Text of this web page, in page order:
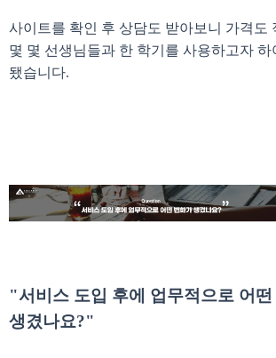
사이트를 확인 후 상담도 받아보니 가격도
몇 몇 선생님들과 한 학기를 사용하고자 하
됐습니다.
"서비스 도입 후에 업무적으로 어
생겼나요?"